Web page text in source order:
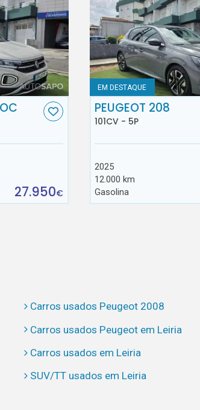
27.950€
EM DESTAQUE
PEUGEOT 208
101CV - 5P
2025
12.000 km
Gasolina
Carros usados Peugeot 2008
Carros usados Peugeot em Leiria
Carros usados em Leiria
SUV/TT usados em Leiria